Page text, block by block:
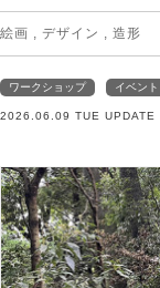
絵画 , デザイン , 造形
ワークショップ イベント
2026.06.09 TUE UPDATE